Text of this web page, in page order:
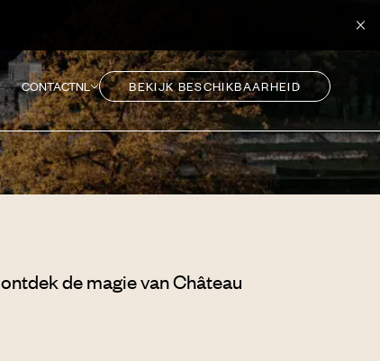
CONTACTNL BEKIJK BESCHIKBAARHEID
de magie van Château